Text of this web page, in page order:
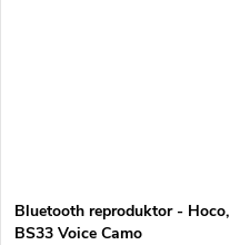
Bluetooth reproduktor - Hoco,
BS33 Voice Camo